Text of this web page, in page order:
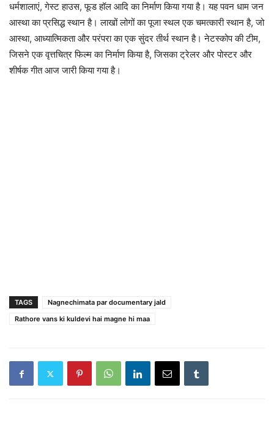
धर्मशालाएं, गेस्ट हाउस, फूड हॉल आदि का निर्माण किया गया है। यह पवन धाम जन
आस्था का प्रसिद्ध स्थान है। लाखों लोगों का पूजा स्थल एक चमत्कारी स्थान है, जो
आस्था, आध्यात्मिकता और परंपरा का एक सुंदर तीर्थ स्थान है। नेटस्कोप की टीम,
जिसने एक वृत्तचित्र फिल्म का निर्माण किया है, जिसका ट्रेलर और पोस्टर और
शीर्षक गीत आज जारी किया गया है।
TAGS
Nagnechimata par documentary jald
Rathore vans ki kuldevi hai magne hi maa